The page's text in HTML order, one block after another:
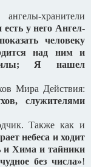
хранители
есть у него Ангел-
человеку
над ним и
Я нашел
Мира Действия:
служителями
Также как и
небеса и ходит
и Хима и тайники
без числа»!